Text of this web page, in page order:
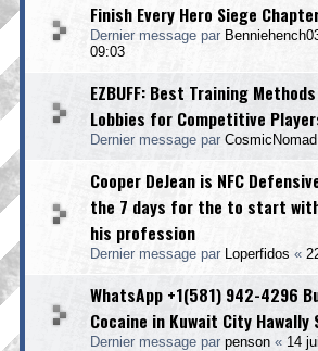
Finish Every Hero Siege
Dernier message par
09:03
EZBUFF: Best Training
Lobbies for Competitive
Dernier message par CosmicNomad
Cooper DeJean is NFC
the 7 days for the to start
his profession
Dernier message par Loperfidos «
WhatsApp +1(581) 942-4296
Cocaine in Kuwait City Hawally
Dernier message par penson « 14